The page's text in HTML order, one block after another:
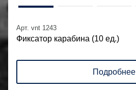
Арт. vnt 1243
Фиксатор карабина (10 ед.)
Подробнее